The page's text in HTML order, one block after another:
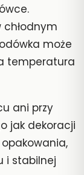
może
temperatura
ani przy
jak dekoracji
i stabilnej